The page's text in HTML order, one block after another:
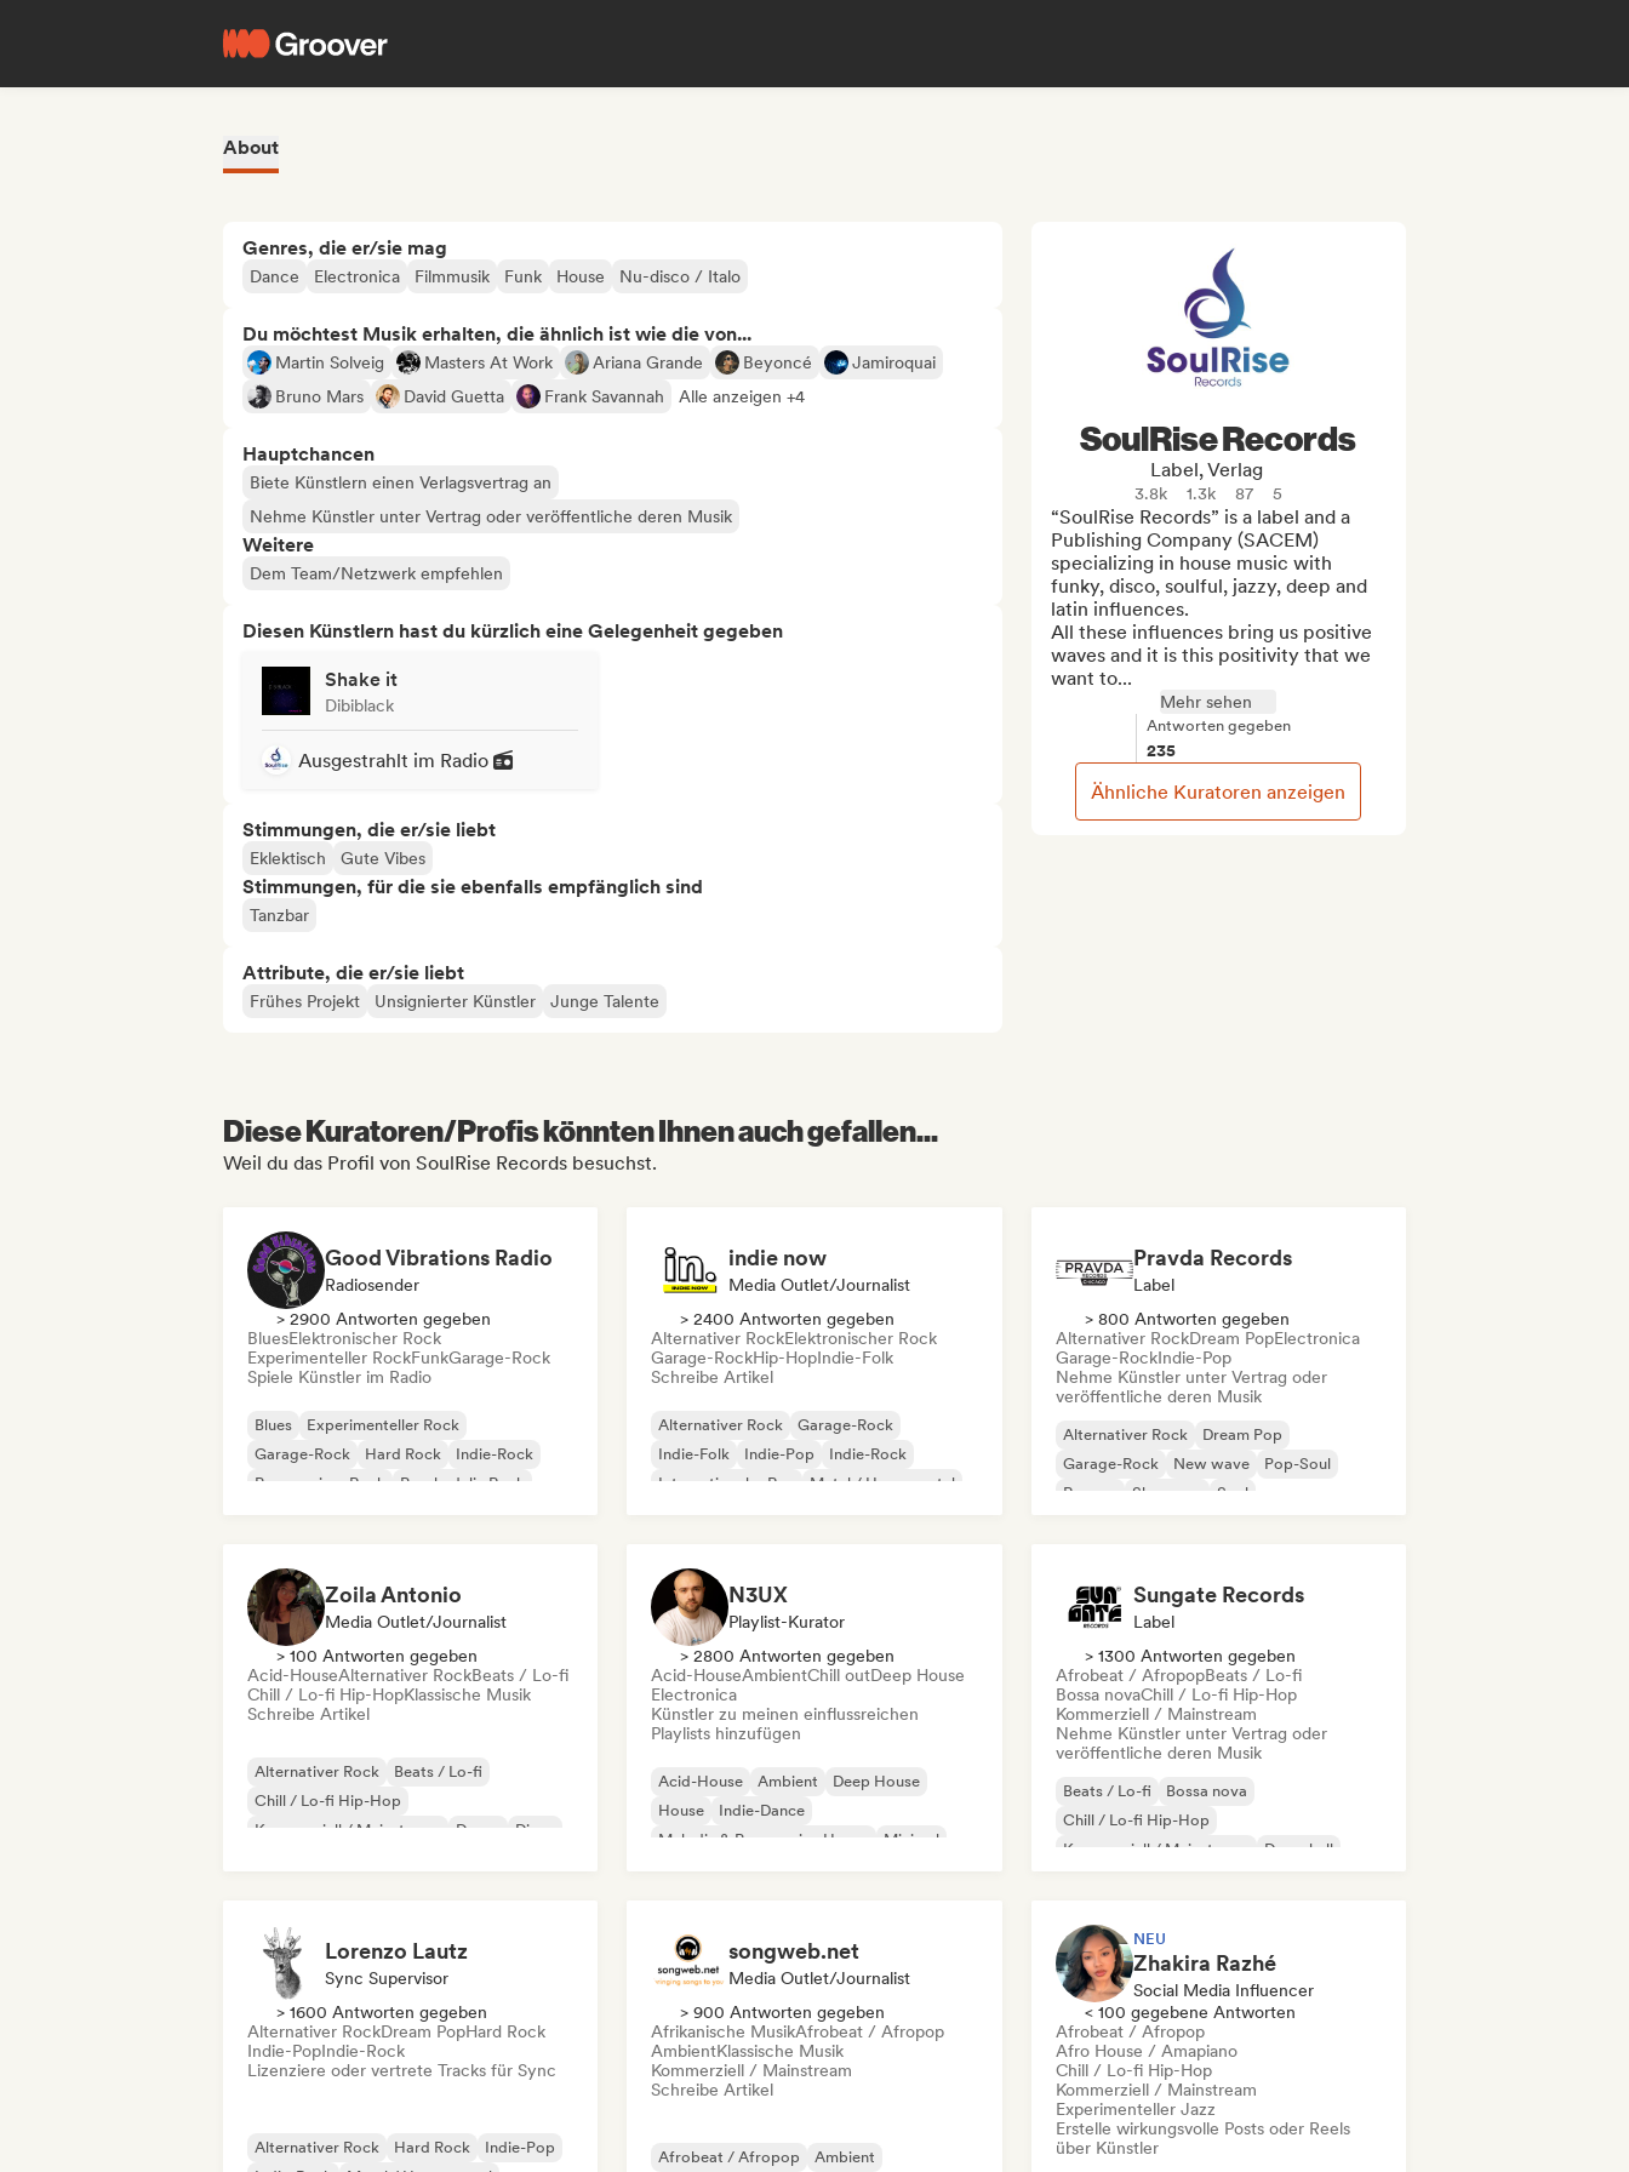
About
Genres, die er/sie mag
Dance Electronica Filmmusik Funk House Nu-disco / Italo
Du möchtest Musik erhalten, die ähnlich ist wie die von...
Martin Solveig Masters At Work Ariana Grande Beyoncé
Jamiroquai
Bruno Mars
David Guetta Frank Savannah Alle anzeigen +4
Hauptchancen
Biete Künstlern einen Verlagsvertrag an
Nehme Künstler unter Vertrag oder veröffentliche deren Musik
Weitere
Dem Team/Netzwerk empfehlen
Diesen Künstlern hast du kürzlich eine Gelegenheit gegeben
Shake it
Dibiblack
Ausgestrahlt im Radio
Stimmungen, die er/sie liebt
Eklektisch Gute Vibes
Stimmungen, für die sie ebenfalls empfänglich sind
Tanzbar
Attribute, die er/sie liebt
Frühes Projekt Unsignierter Künstler Junge Talente
SoulRise Records
Label, Verlag
3.8k 1.3k 87 5
“SoulRise Records” is a label and a
Publishing Company (SACEM)
specializing in house music with
funky, disco, soulful, jazzy, deep and
latin influences.
All these influences bring us positive
waves and it is this positivity that we
want to...
Mehr sehen
Antworten gegeben
235
Ähnliche Kuratoren anzeigen
Diese Kuratoren/Profis könnten Ihnen auch gefallen...
Weil du das Profil von SoulRise Records besuchst.
Good Vibrations Radio
Radiosender
> 2900 Antworten gegeben
BluesElektronischer Rock
Experimenteller RockFunkGarage-Rock
Spiele Künstler im Radio
Blues
Experimenteller Rock
Garage-Rock
Hard Rock
Indie-Rock
Progressiver Rock
Psychedelic Rock
indie now
Media Outlet/Journalist
> 2400 Antworten gegeben
Alternativer RockElektronischer Rock
Garage-RockHip-HopIndie-Folk
Schreibe Artikel
Alternativer Rock
Garage-Rock
Indie-Folk
Indie-Pop
Indie-Rock
Internationaler Rap
Metal / Heavy metal
Pravda Records
Label
> 800 Antworten gegeben
Alternativer RockDream PopElectronica
Garage-RockIndie-Pop
Nehme Künstler unter Vertrag oder
veröffentliche deren Musik
Alternativer Rock
Dream Pop
Garage-Rock
New wave
Pop-Soul
Reggae
Shoegaze Soul
Zoila Antonio
Media Outlet/Journalist
> 100 Antworten gegeben
Acid-HouseAlternativer RockBeats / Lo-fi
Chill / Lo-fi Hip-HopKlassische Musik
Schreibe Artikel
Alternativer Rock
Beats / Lo-fi
Chill / Lo-fi Hip-Hop
Kommerziell / Mainstream
Dance
Disco
N3UX
Playlist-Kurator
> 2800 Antworten gegeben
Acid-HouseAmbientChill outDeep House
Electronica
Künstler zu meinen einflussreichen
Playlists hinzufügen
Acid-House Ambient
Deep House
House
Indie-Dance
Melodic & Progressive House
Minimal
Sungate Records
Label
> 1300 Antworten gegeben
Afrobeat / AfropopBeats / Lo-fi
Bossa novaChill / Lo-fi Hip-Hop
Kommerziell / Mainstream
Nehme Künstler unter Vertrag oder
veröffentliche deren Musik
Beats / Lo-fi
Bossa nova
Chill / Lo-fi Hip-Hop
Kommerziell / Mainstream
Dancehall
Lorenzo Lautz
Sync Supervisor
> 1600 Antworten gegeben
Alternativer RockDream PopHard Rock
Indie-PopIndie-Rock
Lizenziere oder vertrete Tracks für Sync
Alternativer Rock Hard Rock
Indie-Pop
songweb.net
Media Outlet/Journalist
> 900 Antworten gegeben
Afrikanische MusikAfrobeat / Afropop
AmbientKlassische Musik
Kommerziell / Mainstream
Schreibe Artikel
Afrobeat / Afropop Ambient
NEU
Zhakira Razhé
Social Media Influencer
< 100 gegebene Antworten
Afrobeat / Afropop
Afro House / Amapiano
Chill / Lo-fi Hip-Hop
Kommerziell / Mainstream
Experimenteller Jazz
Erstelle wirkungsvolle Posts oder Reels
über Künstler